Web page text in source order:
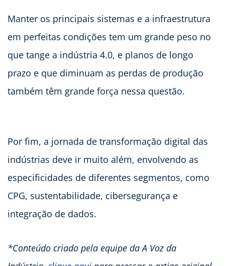
Manter os principais sistemas e a infraestrutura
em perfeitas condições tem um grande peso no
que tange a indústria 4.0, e planos de longo
prazo e que diminuam as perdas de produção
também têm grande força nessa questão.
Por fim, a jornada de transformação digital das
indústrias deve ir muito além, envolvendo as
especificidades de diferentes segmentos, como
CPG, sustentabilidade, cibersegurança e
integração de dados.
*Conteúdo criado pela equipe da A Voz da